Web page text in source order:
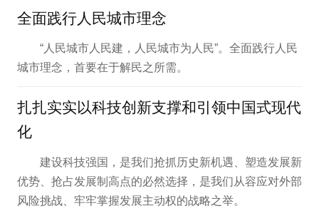
全面践行人民城市理念
“人民城市人民建，人民城市为人民”。全面践行人民
城市理念，首要在于解民之所需。
扎扎实实以科技创新支撑和引领中国式现代
化
建设科技强国，是我们抢抓历史新机遇、塑造发展新
优势、抢占发展制高点的必然选择，是我们从容应对外部
风险挑战、牢牢掌握发展主动权的战略之举。